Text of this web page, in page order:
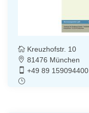
Kreuzhofstr. 10
81476 München
+49 89 159094400